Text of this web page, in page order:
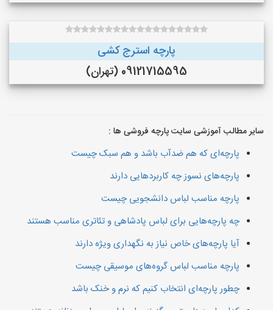
پارچه استرج کشی
09121715595 (تهران)
سایر مطالب آموزشی سایت پارچه فروشی ها :
پارچه‌ای که هم ضدآب باشد و هم سبک چیست
پارچه‌های نسوز چه کاربردهایی دارند
پارچه مناسب لباس دانشجویی چیست
چه پارچه‌هایی برای لباس پادشاهی و تئاتری مناسب هستند
آیا پارچه‌های خاص نیاز به نگهداری ویژه دارند
پارچه مناسب لباس گروه‌های موسیقی چیست
چطور پارچه‌ای انتخاب کنیم که نرم و خنک باشد